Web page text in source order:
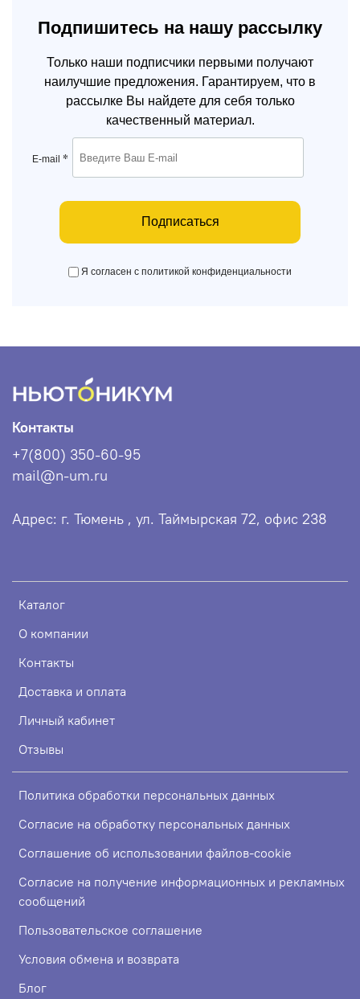
Подпишитесь на нашу рассылку
Только наши подписчики первыми получают
наилучшие предложения. Гарантируем, что в
рассылке Вы найдете для себя только
качественный материал.
E-mail *
Подписаться
Я согласен с политикой конфиденциальности
Каталог
О компании
Контакты
Доставка и оплата
Личный кабинет
Отзывы
Политика обработки персональных данных
Согласие на обработку персональных данных
Соглашение об использовании файлов-cookie
Согласие на получение информационных и рекламных
сообщений
Пользовательское соглашение
Условия обмена и возврата
Блог
Контакты
+7(800) 350-60-95
mail@n-um.ru
Адрес: г. Тюмень , ул. Таймырская 72, офис 238